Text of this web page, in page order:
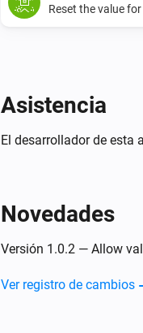
Reset the value
Asistencia
El desarrollador de esta
Novedades
Versión 1.0.2 — Allow
Ver registro de cambios